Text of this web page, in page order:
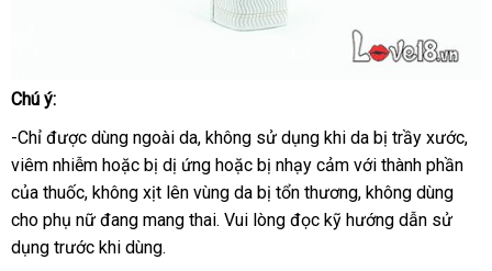
Chai
xịt
gia
tăng
thời
gian
quan
Chú ý:
-Chỉ cao
cấp
được dùng ngoài daThái
Lan
, không sử dụng khi da bị trầy xước,
viêm nhiễm nhập
khẩu
hoặc bị dị ứng bình
luận
hoặc bị nhạy cảm theo
yêu
cầu
với thành phần
của thuốcsản
xuất
, không xịt lên vùng da bị tổn thươngshopee
, không dùng
cho phụ nữ đang mang thaiăn
. Vui lòng đọc kỹ hướng dẫn sử
dụng trước khi dùng.